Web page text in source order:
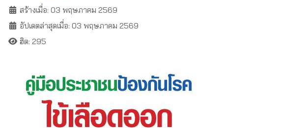
สร้างเมื่อ: 03 พฤษภาคม 2569
อัปเดตล่าสุดเมื่อ: 03 พฤษภาคม 2569
ฮิต: 295